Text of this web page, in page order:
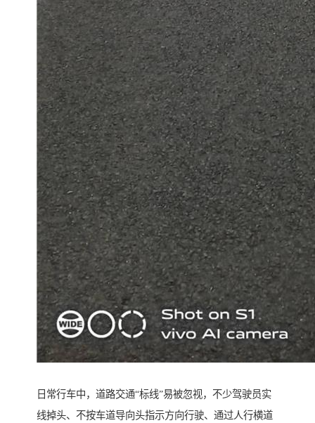
日常行车中，道路交通“标线”易被忽视，不少驾驶员实
线掉头、不按车道导向头指示方向行驶、通过人行横道